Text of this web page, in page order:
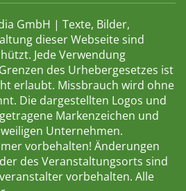
GmbH | Texte, Bilder,
dieser Webseite sind
Jede Verwendung
des Urhebergesetzes ist
erlaubt. Missbrauch wird ohne
Die dargestellten Logos und
Markenzeichen und
Unternehmen.
vorbehalten! Änderungen
des Veranstaltungsorts sind
vorbehalten. Alle